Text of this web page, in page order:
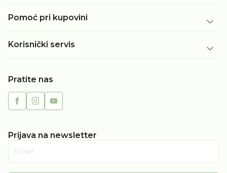
Pomoć pri kupovini
Korisnički servis
Pratite nas
Prijava na newsletter
Email